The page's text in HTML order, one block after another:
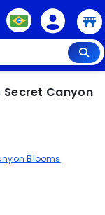
Canyon
Blooms